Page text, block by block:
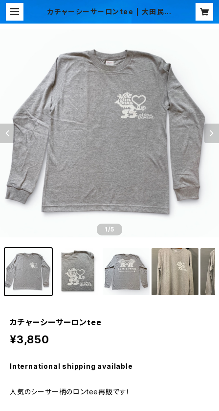
カチャーシーサーロンtee | 大田民芸
1/5
カチャーシーサーロンtee
¥3,850
International shipping available
人気のシーサー柄のロンtee再販です！